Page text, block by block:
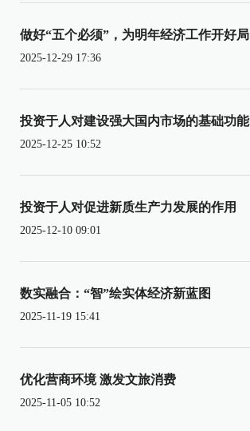
做好“五个必须”，为明年经济工作开好局
2025-12-29 17:36
投资于人对建设强大国内市场的基础功能
2025-12-25 10:52
投资于人对促进新质生产力发展的作用
2025-12-10 09:01
数实融合：“智”绘实体经济新蓝图
2025-11-19 15:41
优化营商环境 激发文旅消费
2025-11-05 10:52